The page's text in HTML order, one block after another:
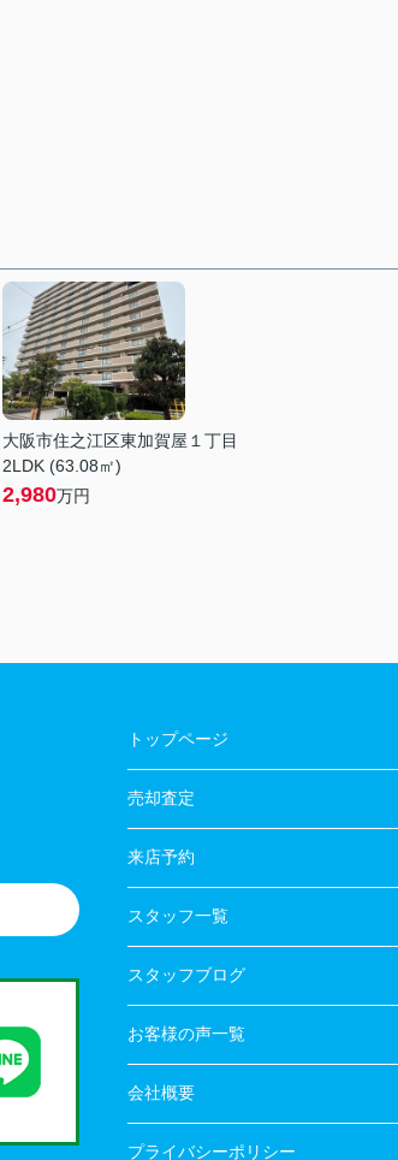
大阪市住之江区東加賀屋１丁目
2LDK (63.08㎡)
2,980万円
トップページ
売却査定
来店予約
スタッフ一覧
スタッフブログ
お客様の声一覧
会社概要
プライバシーポリシー